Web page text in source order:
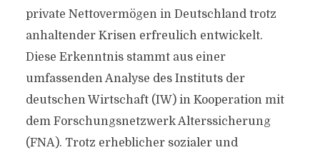
private Nettovermögen in Deutschland trotz
anhaltender Krisen erfreulich entwickelt.
Diese Erkenntnis stammt aus einer
umfassenden Analyse des Instituts der
deutschen Wirtschaft (IW) in Kooperation mit
dem Forschungsnetzwerk Alterssicherung
(FNA). Trotz erheblicher sozialer und